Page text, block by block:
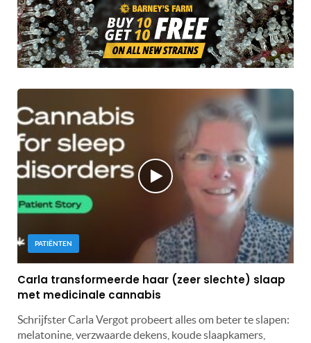
PATIËNTEN
Carla transformeerde haar (zeer slechte) slaap
met medicinale cannabis
Schrijfster Carla Vergot probeert alles om beter te slapen:
melatonine, verzwaarde dekens, koude slaapkamers,